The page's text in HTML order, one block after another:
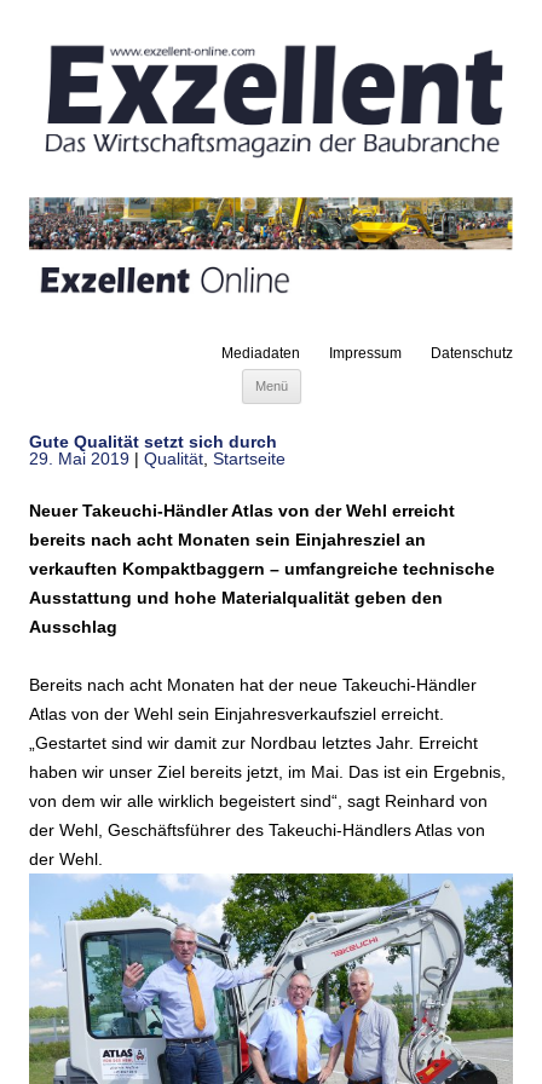
Mediadaten Impressum Datenschutz
Menü
Gute Qualität setzt sich durch
29. Mai 2019 | Qualität Startseite
Neuer Takeuchi-Händler Atlas von der Wehl erreicht
bereits nach acht Monaten sein Einjahresziel an
verkauften Kompaktbaggern – umfangreiche technische
Ausstattung und hohe Materialqualität geben den
Ausschlag
Bereits nach acht Monaten hat der neue Takeuchi-Händler
Atlas von der Wehl sein Einjahresverkaufsziel erreicht.
„Gestartet sind wir damit zur Nordbau letztes Jahr. Erreicht
haben wir unser Ziel bereits jetzt, im Mai. Das ist ein Ergebnis,
von dem wir alle wirklich begeistert sind“, sagt Reinhard von
der Wehl, Geschäftsführer des Takeuchi-Händlers Atlas von
der Wehl.